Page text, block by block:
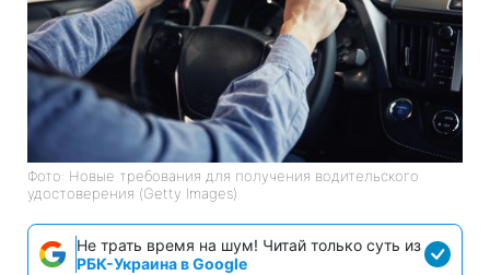
Фото: Новые требования для получения водительского
удостоверения (Getty Images)
Не трать время на шум! Читай только суть из
РБК-Украина в Google